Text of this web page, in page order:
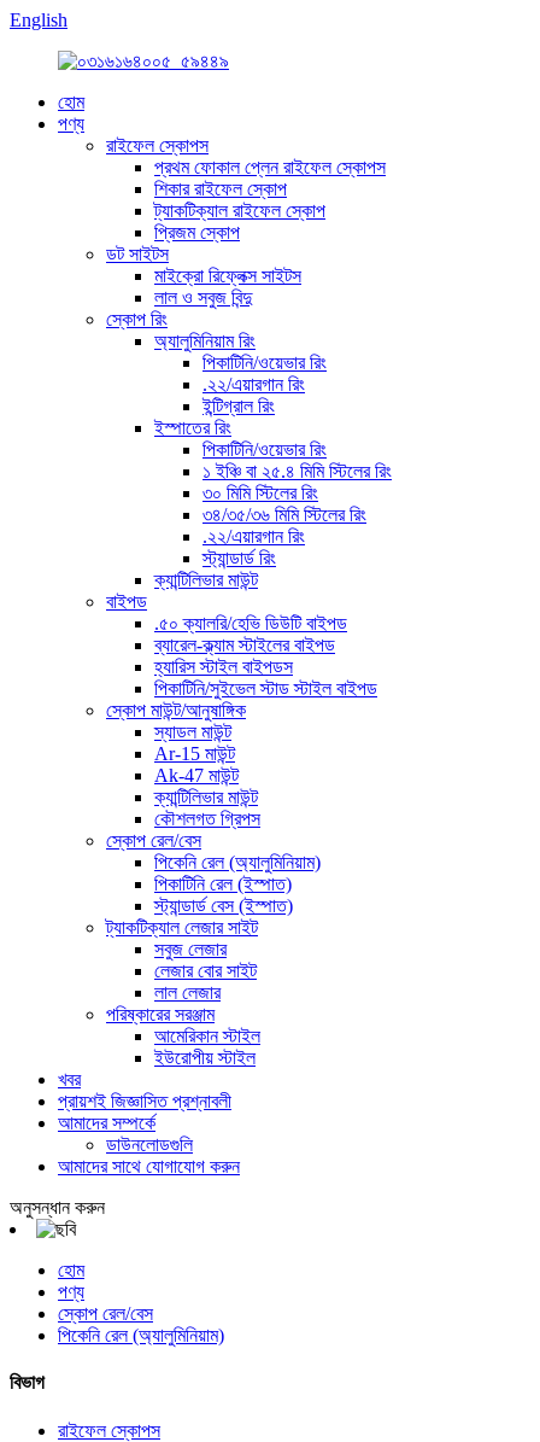
English
হোম
পণ্য
রাইফেল স্কোপস
প্রথম ফোকাল প্লেন রাইফেল স্কোপস
শিকার রাইফেল স্কোপ
ট্যাকটিক্যাল রাইফেল স্কোপ
প্রিজম স্কোপ
ডট সাইটস
মাইক্রো রিফ্লেক্স সাইটস
লাল ও সবুজ বিন্দু
স্কোপ রিং
অ্যালুমিনিয়াম রিং
পিকাটিনি/ওয়েভার রিং
.২২/এয়ারগান রিং
ইন্টিগ্রাল রিং
ইস্পাতের রিং
পিকাটিনি/ওয়েভার রিং
১ ইঞ্চি বা ২৫.৪ মিমি স্টিলের রিং
৩০ মিমি স্টিলের রিং
৩৪/৩৫/৩৬ মিমি স্টিলের রিং
.২২/এয়ারগান রিং
স্ট্যান্ডার্ড রিং
ক্যান্টিলিভার মাউন্ট
বাইপড
.৫০ ক্যালরি/হেভি ডিউটি ​​বাইপড
ব্যারেল-ক্ল্যাম স্টাইলের বাইপড
হ্যারিস স্টাইল বাইপডস
পিকাটিনি/সুইভেল স্টাড স্টাইল বাইপড
স্কোপ মাউন্ট/আনুষাঙ্গিক
স্যাডল মাউন্ট
Ar-15 মাউন্ট
Ak-47 মাউন্ট
ক্যান্টিলিভার মাউন্ট
কৌশলগত গ্রিপস
স্কোপ রেল/বেস
পিকেনি রেল (অ্যালুমিনিয়াম)
পিকাটিনি রেল (ইস্পাত)
স্ট্যান্ডার্ড বেস (ইস্পাত)
ট্যাকটিক্যাল লেজার সাইট
সবুজ লেজার
লেজার বোর সাইট
লাল লেজার
পরিষ্কারের সরঞ্জাম
আমেরিকান স্টাইল
ইউরোপীয় স্টাইল
খবর
প্রায়শই জিজ্ঞাসিত প্রশ্নাবলী
আমাদের সম্পর্কে
ডাউনলোডগুলি
আমাদের সাথে যোগাযোগ করুন
অনুসন্ধান করুন
হোম
পণ্য
স্কোপ রেল/বেস
পিকেনি রেল (অ্যালুমিনিয়াম)
বিভাগ
রাইফেল স্কোপস